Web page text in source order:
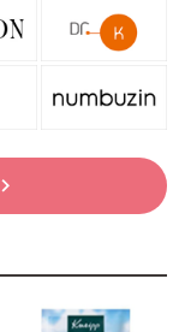
keyboard_arrow_right